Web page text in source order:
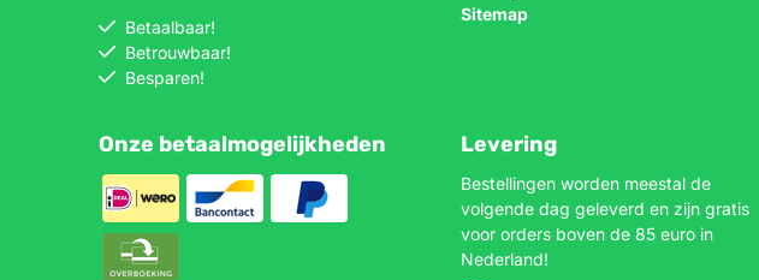
Betaalbaar!
Betrouwbaar!
Besparen!
Sitemap
Onze betaalmogelijkheden Levering
Bestellingen worden meestal de
volgende dag geleverd en zijn gratis
voor orders boven de 85 euro in
Nederland!